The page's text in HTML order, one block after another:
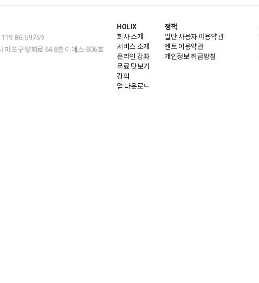
HOLIX
회사 소개
서비스 소개
온라인 강좌
무료 맛보기
강의
앱 다운로드
정책
일반 사용자 이용약관
멘토 이용약관
개인정보 취급방침
119-86-59769
마포구 양화로 64 8층 이에스-806호